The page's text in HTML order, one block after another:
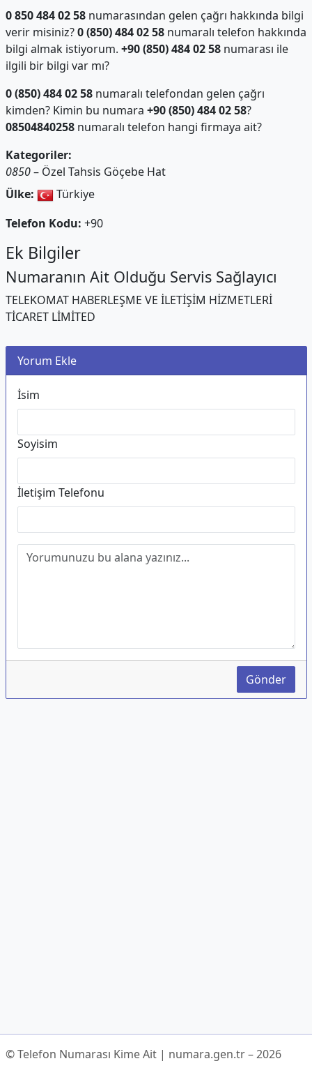
0 850 484 02 58numarasından gelen çağrı hakkında bilgi
verir misiniz?0 (850) 484 02 58numaralı telefon hakkında
bilgi almak istiyorum. +90 (850) 484 02 58numarası ile
ilgili bir bilgi var mı?
0 (850) 484 02 58numaralı telefondan gelen çağrı
kimden? Kimin bu numara +90 (850) 484 02 58?
08504840258numaralı telefon hangi firmaya ait?
Kategoriler:
0850– Özel Tahsis Göçebe Hat
Ülke:
Türkiye
Telefon Kodu: +90
Ek Bilgiler
Numaranın Ait Olduğu Servis Sağlayıcı
TELEKOMAT HABERLEŞME VE İLETİŞİM HİZMETLERİ
TİCARET LİMİTED
Yorum Ekle
İsim
Soyisim
İletişim Telefonu
Gönder
© Telefon Numarası Kime Ait | numara.gen.tr – 2026